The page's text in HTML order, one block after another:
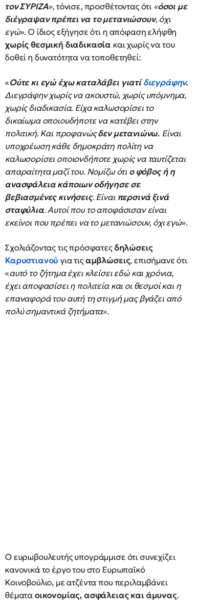
τον ΣΥΡΙΖΑ»,τόνισε, προσθέτοντας ότι «όσοι με
διέγραψαν πρέπει να το μετανιώσουν, όχι
εγώ». Ο ίδιος εξήγησε ότι η απόφαση ελήφθη
χωρίς θεσμική διαδικασία και χωρίς να του
δοθεί η δυνατότητα να τοποθετηθεί:
«Ούτε κι εγώ έχω καταλάβει γιατίδιεγράφην.
Διεγράφην χωρίς να ακουστώ, χωρίς υπόμνημα,
χωρίς διαδικασία. Είχα καλωσορίσει το
δικαίωμα οποιουδήποτε να κατέβει στην
πολιτική. Και προφανώςδεν μετανιώνω. Είναι
υποχρέωση κάθε δημοκράτη πολίτη να
καλωσορίσει οποιονδήποτε χωρίς να ταυτίζεται
απαραίτητα μαζί του. Νομίζω ότι ο φόβος ή η
ανασφάλεια κάποιων οδήγησε σε
βεβιασμένες κινήσεις. Είναι περσινά ξινά
σταφύλια. Αυτοί που το αποφάσισαν είναι
εκείνοι που πρέπει να το μετανιώσουν, όχι εγώ».
Σχολιάζοντας τις πρόσφατεςδηλώσεις
Καρυστιανού για τιςαμβλώσεις, επισήμανε ότι
«αυτό το ζήτημα έχει κλείσει εδώ και χρόνια,
έχει αποφασίσει η πολιτεία και οι θεσμοί και η
επαναφορά του αυτή τη στιγμή μας βγάζει από
πολύ σημαντικά ζητήματα».
Ο ευρωβουλευτής υπογράμμισε ότι συνεχίζει
κανονικά το έργο του στο Ευρωπαϊκό
Κοινοβούλιο, με ατζέντα που περιλαμβάνει
θέματαοικονομίας, ασφάλειας και άμυνας.